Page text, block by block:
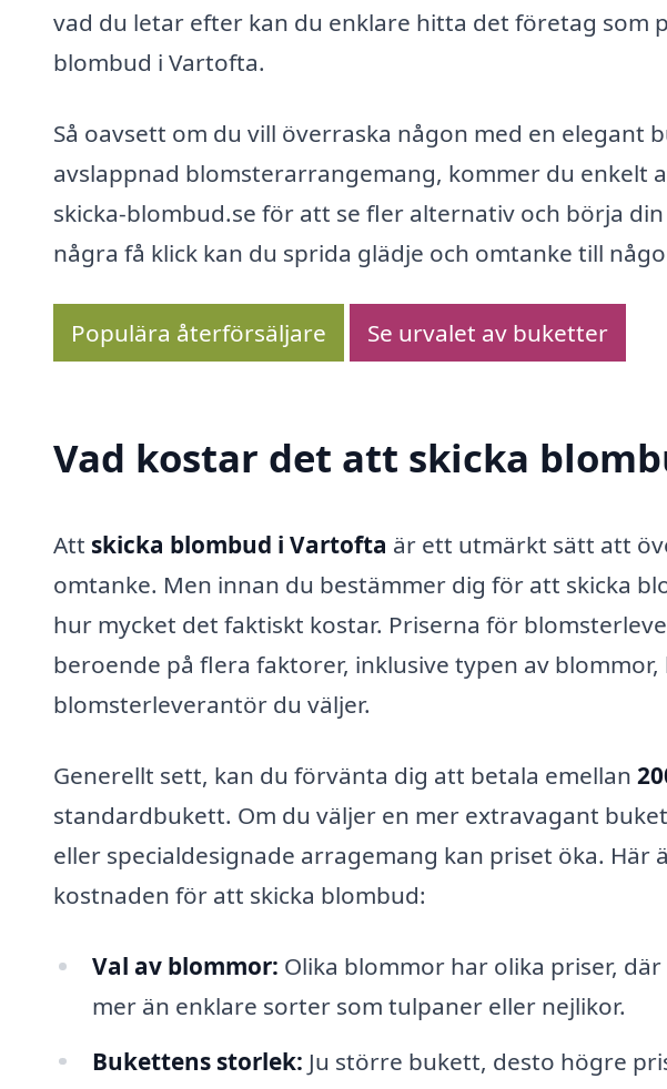
vad du letar efter kan du enklare hitta det företag som
blombud i Vartofta.
Så oavsett om du vill överraska någon med en elegant
avslappnad blomsterarrangemang, kommer du enkelt
skicka-blombud.se för att se fler alternativ och börja
några få klick kan du sprida glädje och omtanke till
Populära återförsäljare Se urvalet av buketter
Vad kostar det att skicka
Att skicka blombud i Vartofta är ett utmärkt sätt att
omtanke. Men innan du bestämmer dig för att skicka
hur mycket det faktiskt kostar. Priserna för
beroende på flera faktorer, inklusive typen av
blomsterleverantör du väljer.
Generellt sett, kan du förvänta dig att betala emellan
standardbukett. Om du väljer en mer extravagant
eller specialdesignade arragemang kan priset öka.
kostnaden för att skicka blombud:
Val av blommor: Olika blommor har olika priser,
mer än enklare sorter som tulpaner eller nejlikor.
Bukettens storlek: Ju större bukett, desto högre